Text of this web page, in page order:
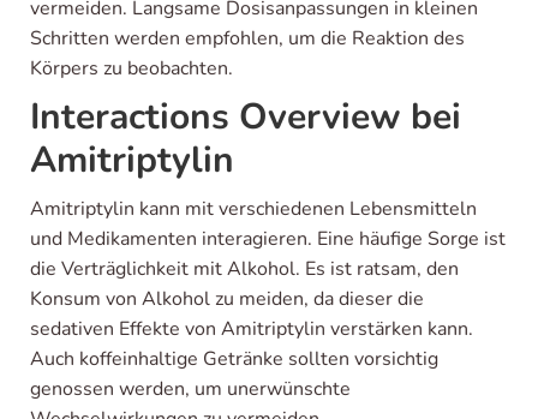
vermeiden. Langsame Dosisanpassungen in kleinen
Schritten werden empfohlen, um die Reaktion des
Körpers zu beobachten.
Interactions Overview bei
Amitriptylin
Amitriptylin kann mit verschiedenen Lebensmitteln
und Medikamenten interagieren. Eine häufige Sorge ist
die Verträglichkeit mit Alkohol. Es ist ratsam, den
Konsum von Alkohol zu meiden, da dieser die
sedativen Effekte von Amitriptylin verstärken kann.
Auch koffeinhaltige Getränke sollten vorsichtig
genossen werden, um unerwünschte